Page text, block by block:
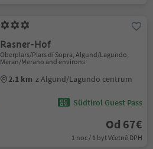
Rasner-Hof
Oberplars/Plars di Sopra, Algund/Lagundo,
Meran/Merano and environs
2.1 km z Algund/Lagundo centrum
Südtirol Guest Pass
Od 67€
1 noc / 1 byt Včetně DPH